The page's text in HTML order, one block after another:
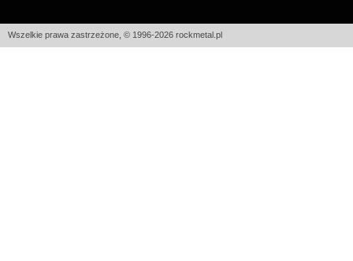
Wszelkie prawa zastrzeżone, © 1996-2026 rockmetal.pl